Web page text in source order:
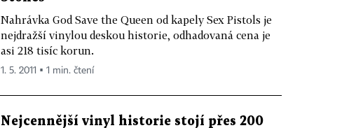
Nahrávka God Save the Queen od kapely Sex Pistols je
nejdražší vinylou deskou historie, odhadovaná cena je
asi 218 tisíc korun.
1. 5. 2011 ▪ 1 min. čtení
Nejcennější vinyl historie stojí přes 200